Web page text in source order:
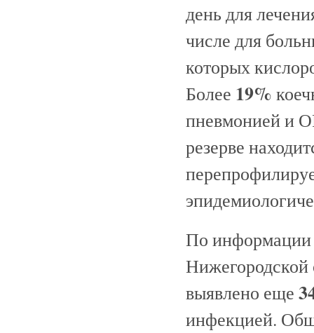
день для
числе для
которых
Более 19%
пневмонией и
резерве
По информации
Нижегородской
выявлено еще
инфекцией.